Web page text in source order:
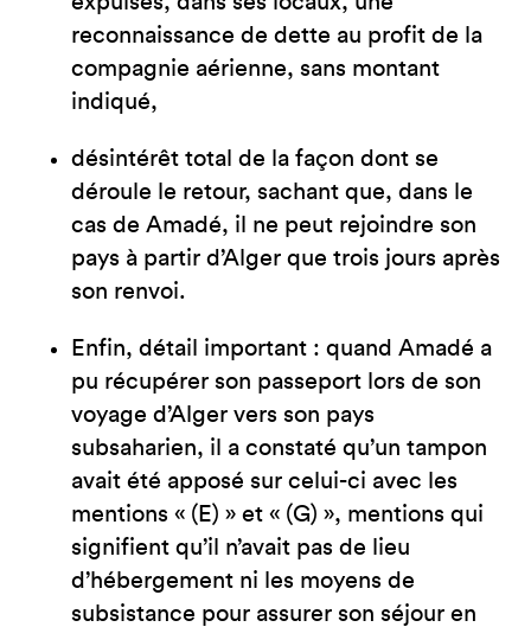
reconnaissance de dette au profit de la
compagnie aérienne, sans montant
indiqué,
désintérêt total de la façon dont se
déroule le retour, sachant que, dans le
cas de Amadé, il ne peut rejoindre son
pays à partir d’Alger que trois jours après
son renvoi.
Enfin, détail important : quand Amadé a
pu récupérer son passeport lors de son
voyage d’Alger vers son pays
subsaharien, il a constaté qu’un tampon
avait été apposé sur celui-ci avec les
mentions « (E) » et « (G) », mentions qui
signifient qu’il n’avait pas de lieu
d’hébergement ni les moyens de
subsistance pour assurer son séjour en